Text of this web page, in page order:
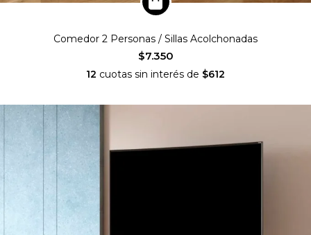
Comedor 2 Personas / Sillas Acolchonadas
$7.350
12 cuotas sin interés de $612